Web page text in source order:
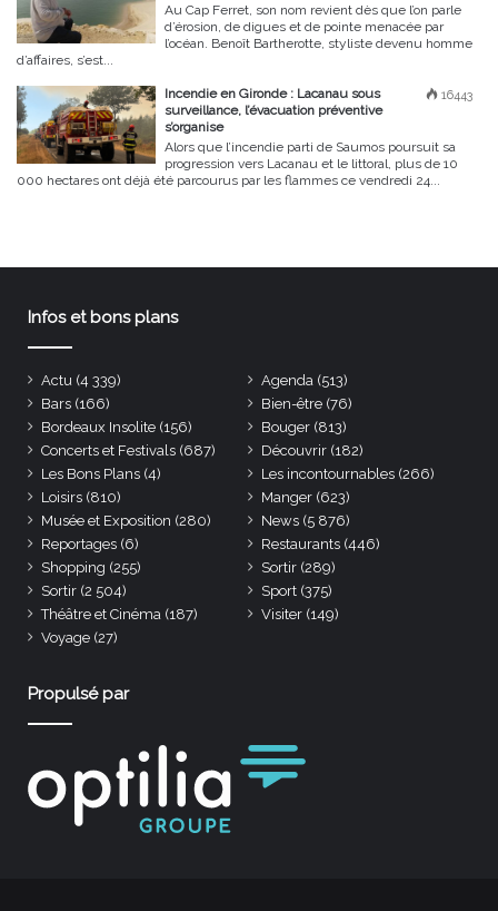
Au Cap Ferret, son nom revient dès que l’on parle
d’érosion, de digues et de pointe menacée par
l’océan. Benoît Bartherotte, styliste devenu homme
d’affaires, s’est...
16443
Incendie en Gironde : Lacanau sous
surveillance, l’évacuation préventive
s’organise
Alors que l’incendie parti de Saumos poursuit sa
progression vers Lacanau et le littoral, plus de 10
000 hectares ont déjà été parcourus par les flammes ce vendredi 24...
Infos et bons plans
Actu (4 339) Agenda (513)
Bars (166) Bien-être (76)
Bordeaux Insolite (156) Bouger (813)
Concerts et Festivals (687) Découvrir (182)
Les Bons Plans (4) Les incontournables (266)
Loisirs (810) Manger (623)
Musée et Exposition (280) News (5 876)
Reportages (6) Restaurants (446)
Shopping (255) Sortir (289)
Sortir (2 504) Sport (375)
Théâtre et Cinéma (187) Visiter (149)
Voyage (27)
Propulsé par